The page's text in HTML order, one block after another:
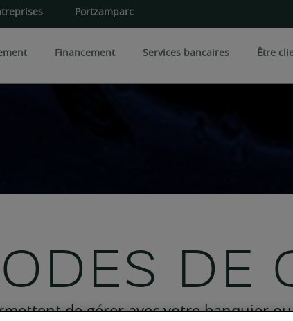
Portzamparc
Financement Services bancaires Être
DE
de gérer avec votre banquier